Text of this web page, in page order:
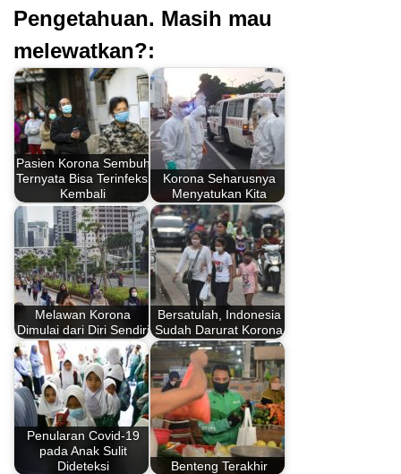
Pengetahuan. Masih mau
melewatkan?:
Pasien Korona Sembuh
Ternyata Bisa Terinfeksi
Kembali
Korona Seharusnya
Menyatukan Kita
Melawan Korona
Dimulai dari Diri Sendiri
Bersatulah, Indonesia
Sudah Darurat Korona
Penularan Covid-19
pada Anak Sulit
Dideteksi
Benteng Terakhir